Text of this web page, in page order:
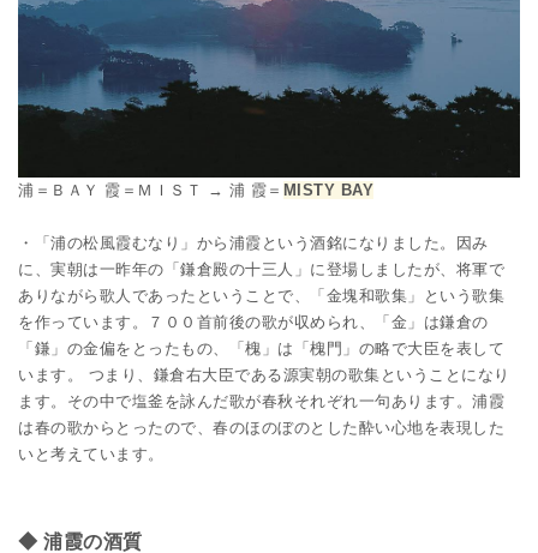
浦＝ＢＡＹ 霞＝ＭＩＳＴ → 浦 霞＝ MISTY BAY
・「浦の松風霞むなり」から浦霞という酒銘になりました。因み
に、実朝は一昨年の「鎌倉殿の十三人」に登場しましたが、将軍で
ありながら歌人であったということで、「金塊和歌集」という歌集
を作っています。７００首前後の歌が収められ、「金」は鎌倉の
「鎌」の金偏をとったもの、「槐」は「槐門」の略で大臣を表して
います。 つまり、鎌倉右大臣である源実朝の歌集ということになり
ます。その中で塩釜を詠んだ歌が春秋それぞれ一句あります。浦霞
は春の歌からとったので、春のほのぼのとした酔い心地を表現した
いと考えています。
◆ 浦霞の酒質